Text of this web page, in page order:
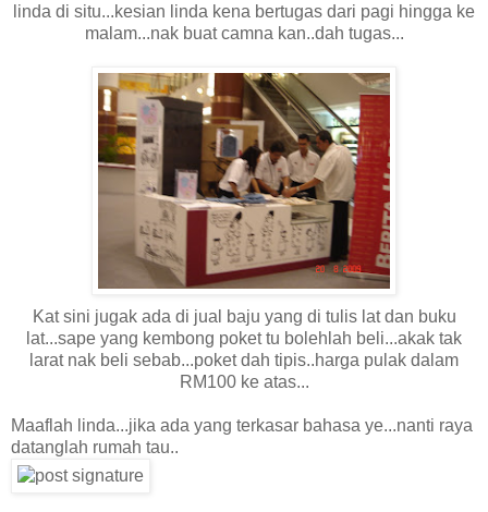
linda di situ...kesian linda kena bertugas dari pagi hingga ke
malam...nak buat camna kan..dah tugas...
Kat sini jugak ada di jual baju yang di tulis lat dan buku
lat...sape yang kembong poket tu bolehlah beli...akak tak
larat nak beli sebab...poket dah tipis..harga pulak dalam
RM100 ke atas...
Maaflah linda...jika ada yang terkasar bahasa ye...nanti raya
datanglah rumah tau..